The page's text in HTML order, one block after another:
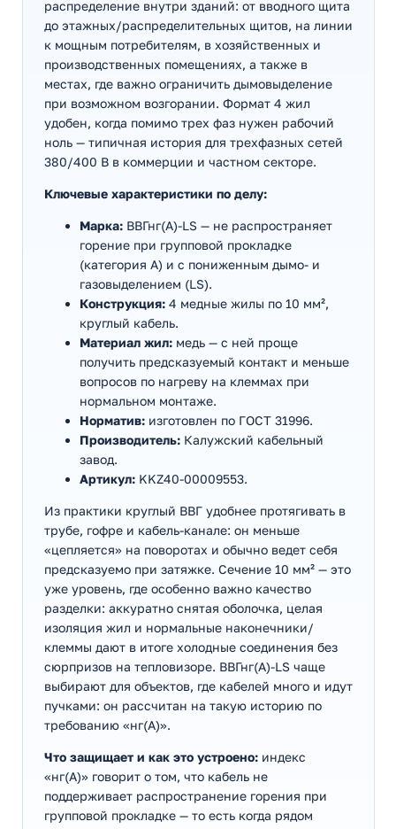
распределение внутри зданий: от вводного щита
до этажных/распределительных щитов, на линии
к мощным потребителям, в хозяйственных и
производственных помещениях, а также в
местах, где важно ограничить дымовыделение
при возможном возгорании. Формат 4 жил
удобен, когда помимо трех фаз нужен рабочий
ноль — типичная история для трехфазных сетей
380/400 В в коммерции и частном секторе.
Ключевые характеристики по делу:
Марка: ВВГнг(А)-LS — не распространяет
горение при групповой прокладке
(категория А) и с пониженным дымо- и
газовыделением (LS).
Конструкция: 4 медные жилы по 10 мм²,
круглый кабель.
Материал жил: медь — с ней проще
получить предсказуемый контакт и меньше
вопросов по нагреву на клеммах при
нормальном монтаже.
Норматив: изготовлен по ГОСТ 31996.
Производитель: Калужский кабельный
завод.
Артикул: KKZ40-00009553.
Из практики круглый ВВГ удобнее протягивать в
трубе, гофре и кабель-канале: он меньше
«цепляется» на поворотах и обычно ведет себя
предсказуемо при затяжке. Сечение 10 мм² — это
уже уровень, где особенно важно качество
разделки: аккуратно снятая оболочка, целая
изоляция жил и нормальные наконечники/
клеммы дают в итоге холодные соединения без
сюрпризов на тепловизоре. ВВГнг(А)-LS чаще
выбирают для объектов, где кабелей много и идут
пучками: он рассчитан на такую историю по
требованию «нг(А)».
Что защищает и как это устроено: индекс
«нг(А)» говорит о том, что кабель не
поддерживает распространение горения при
групповой прокладке — то есть когда рядом